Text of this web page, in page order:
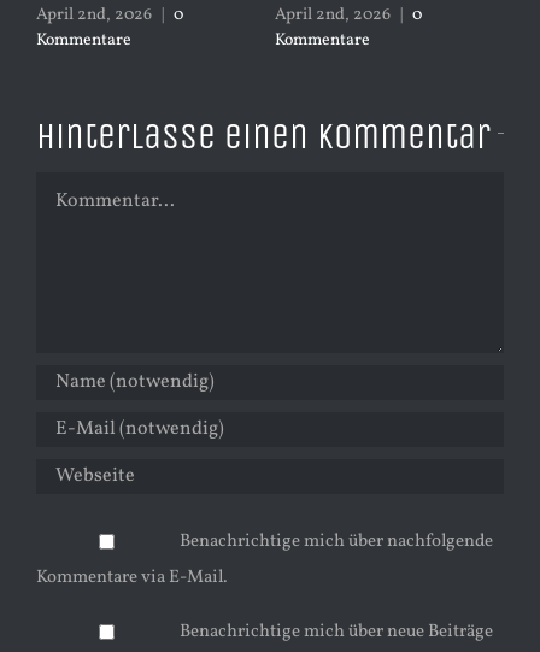
April 2nd, 2026
0
Kommentare
April 2nd, 2026
0
Kommentare
Hinterlasse einen Kommentar
Kommentar
Benachrichtige mich über nachfolgende
Kommentare via E-Mail.
Benachrichtige mich über neue Beiträge